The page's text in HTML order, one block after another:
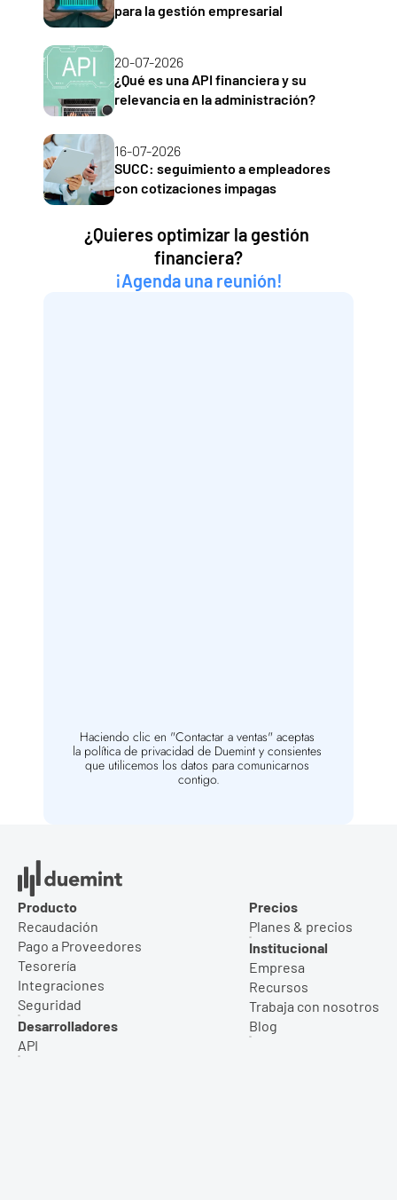
para la gestión empresarial
20-07-2026
¿Qué es una API financiera y su
relevancia en la administración?
16-07-2026
SUCC: seguimiento a empleadores
con cotizaciones impagas
¿Quieres optimizar la gestión
financiera?
¡Agenda una reunión!
Haciendo clic en "Contactar a ventas" aceptas
la política de privacidad de Duemint y consientes
que utilicemos los datos para comunicarnos
contigo.
Producto
Recaudación
Pago a Proveedores
Tesorería
Integraciones
Seguridad
Desarrolladores
API
Precios
Planes & precios
Institucional
Empresa
Recursos
Trabaja con nosotros
Blog